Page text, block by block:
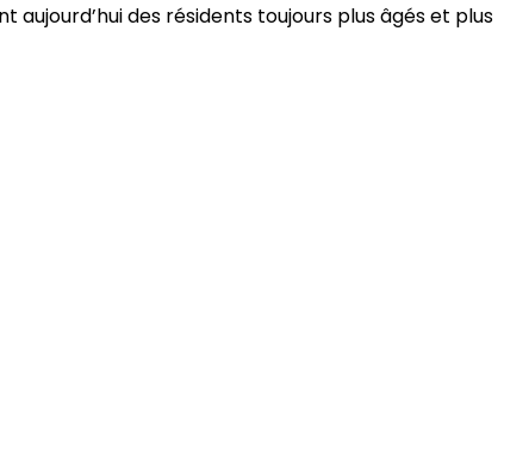
des résidents toujours plus âgés et plus